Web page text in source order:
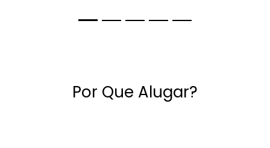
Por Que Alugar?